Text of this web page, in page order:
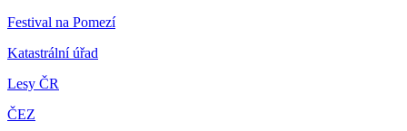
Festival na Pomezí
Katastrální úřad
Lesy ČR
ČEZ